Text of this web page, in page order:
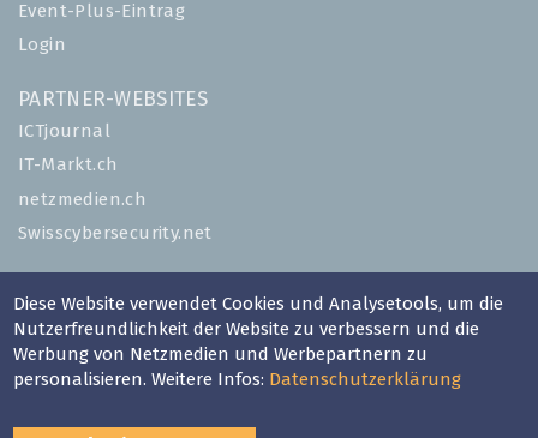
Event-Plus-Eintrag
Login
PARTNER-WEBSITES
ICTjournal
IT-Markt.ch
netzmedien.ch
Swisscybersecurity.net
Impressum
AGB
Nutzungsbestimmungen
Diese Website verwendet Cookies und Analysetools, um die
Nutzerfreundlichkeit der Website zu verbessern und die
Werbung von Netzmedien und Werbepartnern zu
personalisieren. Weitere Infos: Datenschutzerklärung